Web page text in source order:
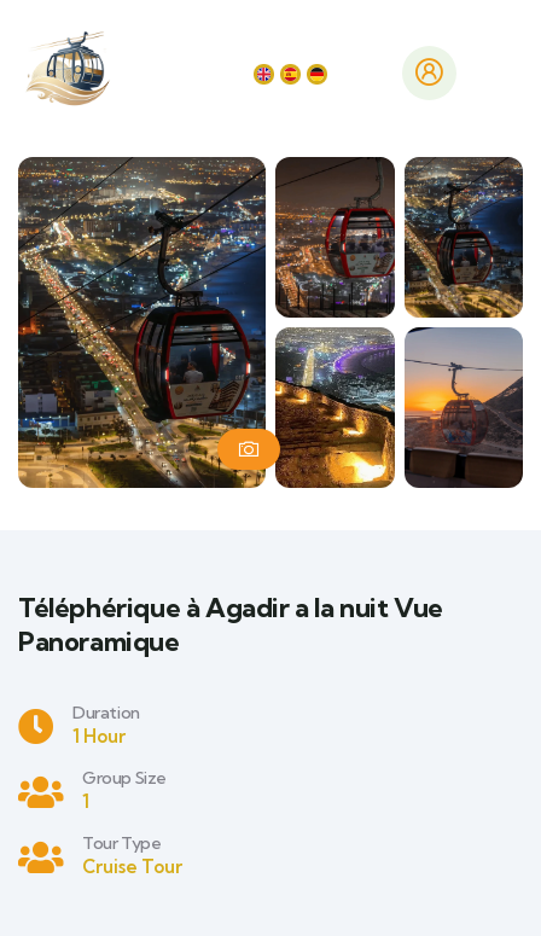
Téléphérique à Agadir a la nuit Vue
Panoramique
Duration
1 Hour
Group Size
1
Tour Type
Cruise Tour